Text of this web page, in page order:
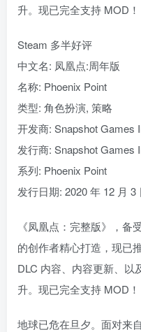
升。现已完全支持 MOD！
Steam 多半好评
中文名: 凤凰点:周年版
名称: Phoenix Point
类型: 角色扮演, 策略
开发商: Snapshot Games
发行商: Snapshot Games
系列: Phoenix Point
发行日期: 2020 年 12 月 3
《凤凰点：完整版》，备
的创作者精心打造，现已
DLC 内容、内容更新、以
升。现已完全支持 MOD！
地球已危在旦夕。面对来